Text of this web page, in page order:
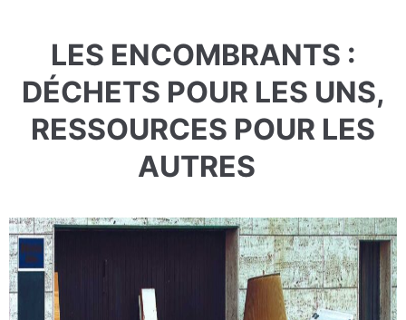
LES ENCOMBRANTS :
DÉCHETS POUR LES UNS,
RESSOURCES POUR LES
AUTRES